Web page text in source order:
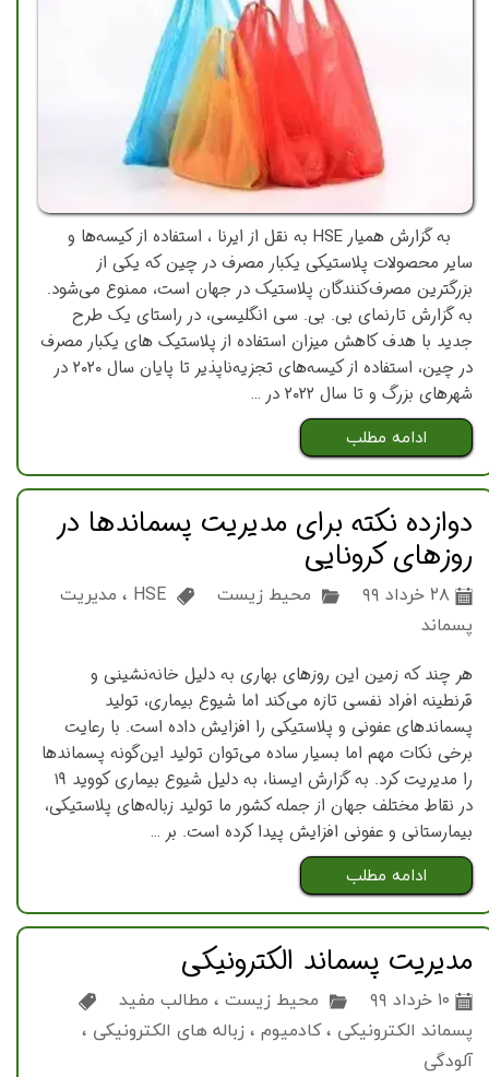
به گزارش همیار HSE به نقل از ایرنا ، استفاده از کیسه‌ها و
سایر محصولات پلاستیکی یکبار مصرف در چین که یکی از
بزرگترین مصرف‌کنندگان پلاستیک در جهان است، ممنوع می‌شود.
به گزارش تارنمای بی. بی. سی انگلیسی، در راستای یک طرح
جدید با هدف کاهش میزان استفاده از پلاستیک ‌های یکبار مصرف
در چین، استفاده از کیسه‌های تجزیه‌ناپذیر تا پایان سال ۲۰۲۰ در
شهرهای بزرگ و تا سال ۲۰۲۲ در …
ادامه مطلب
دوازده نکته برای مدیریت پسماندها در
روزهای کرونایی
۲۸ خرداد ۹۹ محیط زیست HSE ، مدیریت
پسماند
هر چند که زمین این روزهای بهاری به دلیل خانه‌نشینی و
قرنطینه افراد نفسی تازه می‌کند اما شیوع بیماری، تولید
پسماندهای عفونی و پلاستیکی را افزایش داده است. با رعایت
برخی نکات مهم اما بسیار ساده می‌توان تولید این‌گونه پسماندها
را مدیریت کرد. به گزارش ایسنا، به دلیل شیوع بیماری کووید ۱۹
در نقاط مختلف جهان از جمله کشور ما تولید زباله‌های پلاستیکی،
بیمارستانی و عفونی افزایش پیدا کرده است. بر …
ادامه مطلب
مديريت پسماند الكترونيكی
۱۰ خرداد ۹۹ محیط زیست ، مطالب مفید
پسماند الكترونيكی ،کادمیوم ،زباله های الكترونيكی ،
آلودگی